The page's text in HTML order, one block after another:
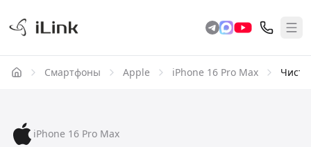
Смартфоны Apple iPhone 16 Pro Max
iPhone 16 Pro Max